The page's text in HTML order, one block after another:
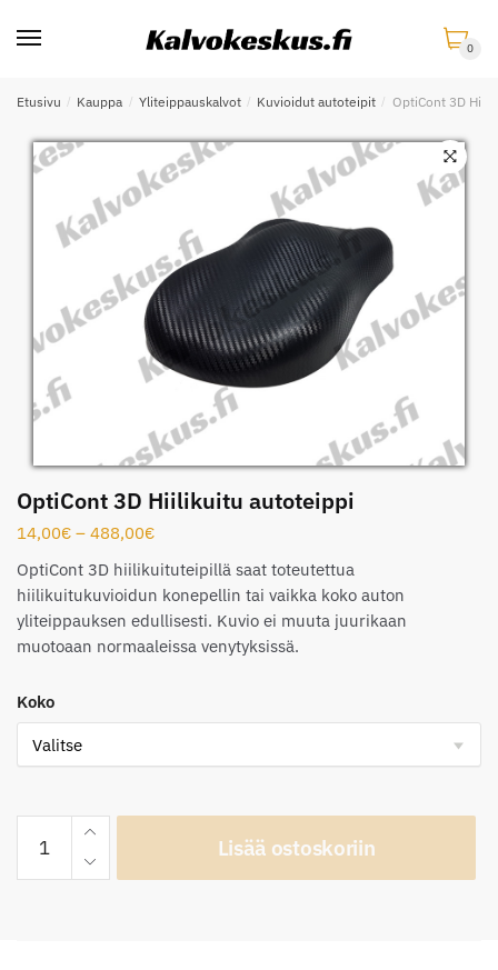
0
Etusivu / Kauppa / Yliteippauskalvot / Kuvioidut autoteipit / OptiCont 3D
OptiCont 3D Hiilikuitu autoteippi
14,00€ – 488,00€Hintaluokka:
-
488,00€
OptiCont 3D hiilikuituteipillä saat toteutettua
hiilikuitukuvioidun konepellin tai vaikka koko auton
yliteippauksen edullisesti. Kuvio ei muuta juurikaan
muotoaan normaaleissa venytyksissä.
Koko
Hiilikuitu
Lisää ostoskoriin